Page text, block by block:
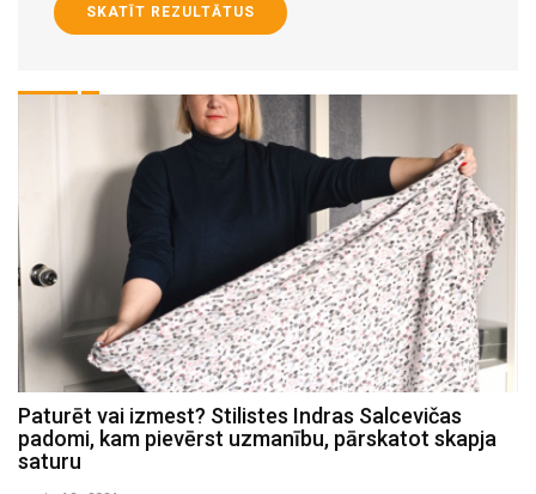
SKATĪT REZULTĀTUS
Paturēt vai izmest? Stilistes Indras Salcevičas
padomi, kam pievērst uzmanību, pārskatot skapja
saturu